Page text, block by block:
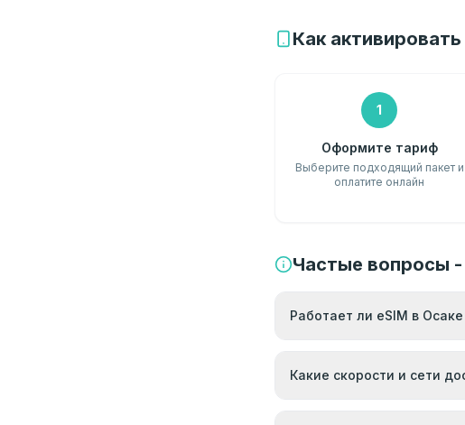
Как
1
Оформите тариф
Выберите подходящий пакет и
оплатите онлайн
Частые вопросы -
Работает ли eSIM в
Какие скорости и сети